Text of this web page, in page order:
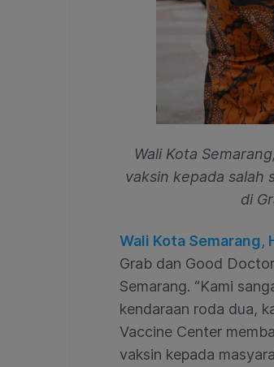
Wali Kota
vaksin kepada salah
di
Wali Kota Semarang,
Grab dan Good
Semarang. “Kami
kendaraan roda dua,
Vaccine Center
vaksin kepada